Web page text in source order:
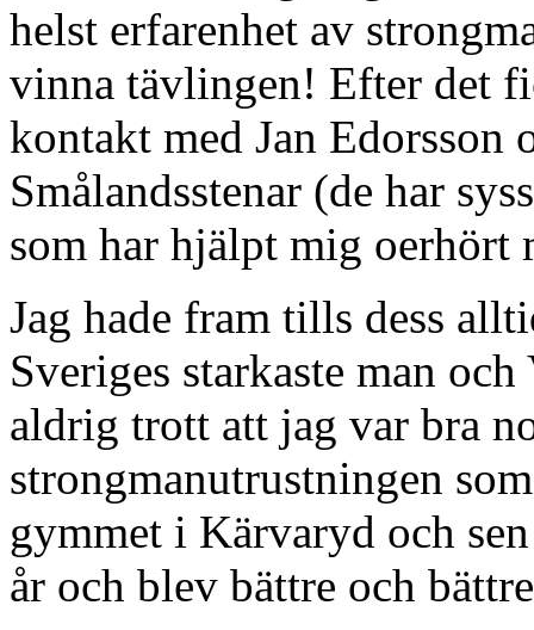
helst erfarenhet av
vinna tävlingen! Efter det
kontakt med Jan
Smålandsstenar (de har
som har hjälpt mig
Jag hade fram tills dess
Sveriges starkaste man
aldrig trott att jag var bra
strongmanutrustningen
gymmet i Kärvaryd och
år och blev bättre och